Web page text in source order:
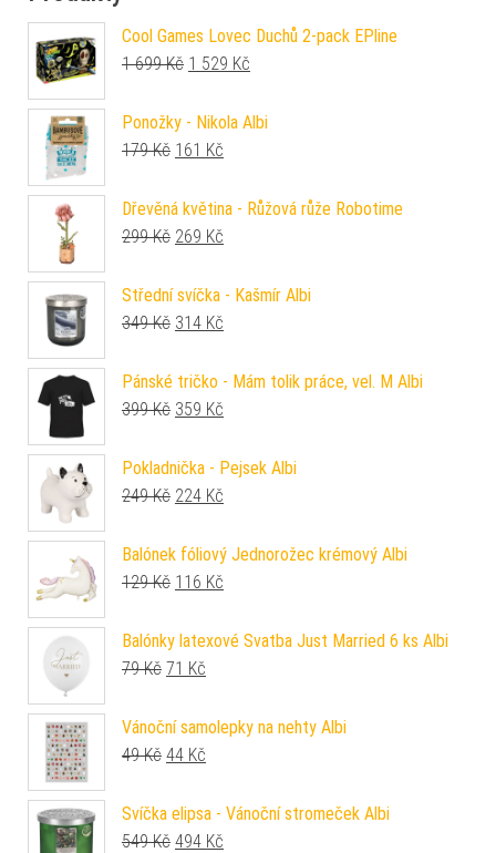
Cool Games Lovec Duchů 2-pack EPline
1 699Kč Původní cena byla: 1 699 Kč.
1 529 Kč
Ponožky - Nikola Albi
179Kč Původní cena byla: 179 Kč.
161 Kč
Dřevěná květina - Růžová růže Robotime
299Kč Původní cena byla: 299 Kč.
269 Kč
Střední svíčka - Kašmír Albi
349Kč Původní cena byla: 349 Kč.
314 Kč
Pánské tričko - Mám tolik práce, vel. M Albi
399Kč Původní cena byla: 399 Kč.
359 Kč
Pokladnička - Pejsek Albi
249Kč Původní cena byla: 249 Kč.
224 Kč
Balónek fóliový Jednorožec krémový Albi
129Kč Původní cena byla: 129 Kč.
116 Kč
Balónky latexové Svatba Just Married 6 ks Albi
79Kč Původní cena byla: 79 Kč.
71 Kč
Vánoční samolepky na nehty Albi
49Kč Původní cena byla: 49 Kč.
44 Kč
Svíčka elipsa - Vánoční stromeček Albi
549Kč Původní cena byla: 549 Kč.
494 Kč